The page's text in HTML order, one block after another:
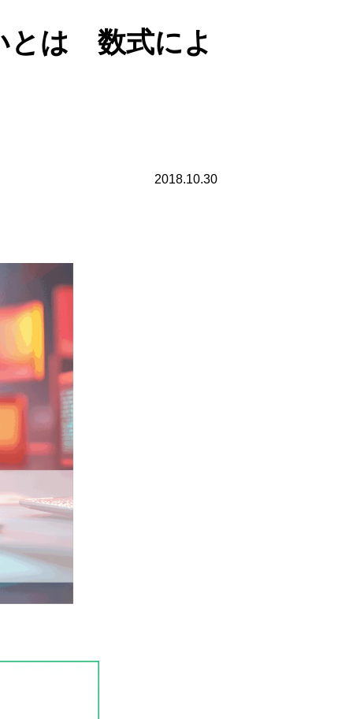
とは 数式によ
2018.10.30